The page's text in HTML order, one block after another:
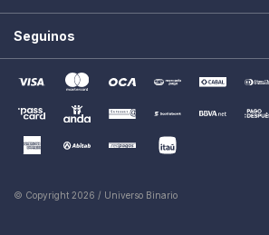
Seguinos
© Copyright 2026 / Universo Binario